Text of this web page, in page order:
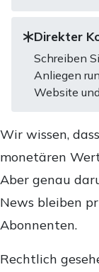
Direkter
Schreiben
Anliegen
Website
Wir wissen,
monetären
Aber genau
News bleiben
Abonnenten.
Rechtlich